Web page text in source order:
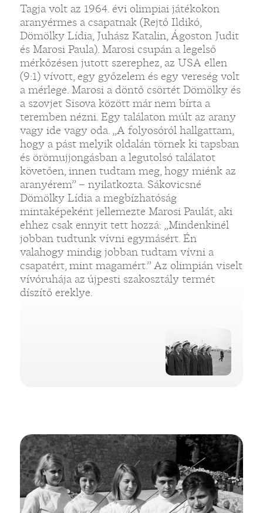
Tagja volt az 1964. évi olimpiai játékokon
aranyérmes a csapatnak (Rejtő Ildikó,
Dömölky Lídia, Juhász Katalin, Ágoston Judit
és Marosi Paula). Marosi csupán a legelső
mérkőzésen jutott szerephez, az USA ellen
(9:1) vívott, egy győzelem és egy vereség volt
a mérlege. Marosi a döntő csörtét Dömölky és
a szovjet Sisova között már nem bírta a
teremben nézni. Egy találaton múlt az arany
vagy ide vagy oda. „A folyosóról hallgattam,
hogy a pást melyik oldalán törnek ki tapsban
és örömujjongásban a legutolsó találatot
követően, innen tudtam meg, hogy miénk az
aranyérem” – nyilatkozta. Sákovicsné
Dömölky Lídia a megbízhatóság
mintaképeként jellemezte Marosi Paulát, aki
ehhez csak ennyit tett hozzá: „Mindenkinél
jobban tudtunk vívni egymásért. Én
valahogy mindig jobban tudtam vívni a
csapatért, mint magamért.” Az olimpián viselt
vívóruhája az újpesti szakosztály termét
díszítő ereklye.